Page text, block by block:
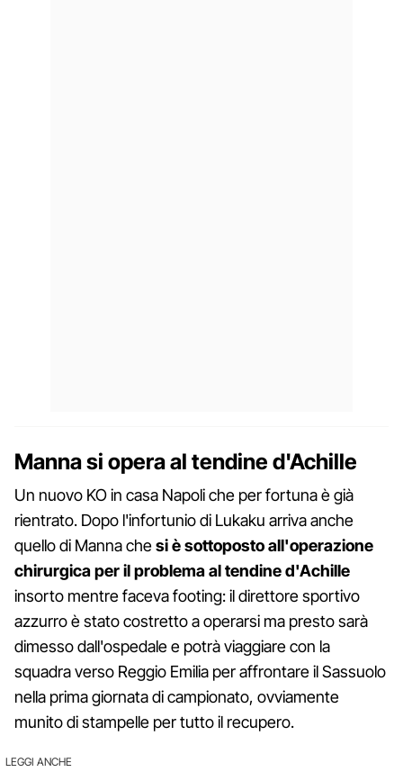
Manna si opera al tendine d'Achille
Un nuovo KO in casa Napoli che per fortuna è già
rientrato. Dopo l'infortunio di Lukaku arriva anche
quello di Manna chesi è sottoposto all'operazione
chirurgica per il problema al tendine d'Achille
insorto mentre faceva footing: il direttore sportivo
azzurro è stato costretto a operarsi ma presto sarà
dimesso dall'ospedale e potrà viaggiare con la
squadra verso Reggio Emilia per affrontare il Sassuolo
nella prima giornata di campionato, ovviamente
munito di stampelle per tutto il recupero.
LEGGI ANCHE